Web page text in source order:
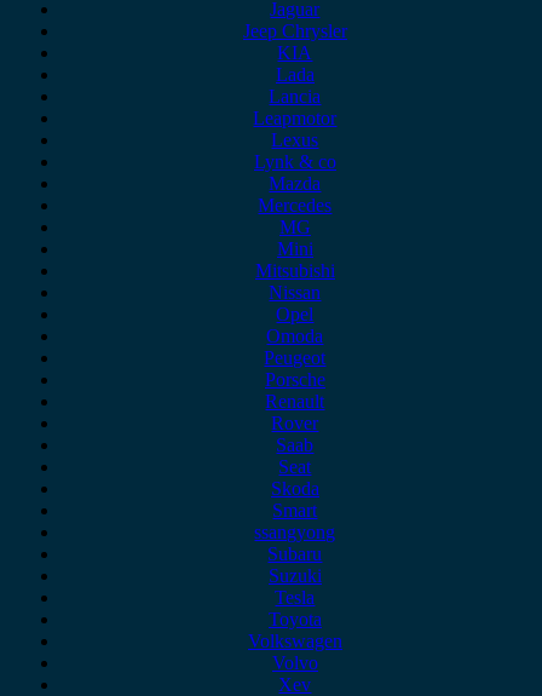
Jaguar
Jeep Chrysler
KIA
Lada
Lancia
Leapmotor
Lexus
Lynk & co
Mazda
Mercedes
MG
Mini
Mitsubishi
Nissan
Opel
Omoda
Peugeot
Porsche
Renault
Rover
Saab
Seat
Skoda
Smart
ssangyong
Subaru
Suzuki
Tesla
Toyota
Volkswagen
Volvo
Xev